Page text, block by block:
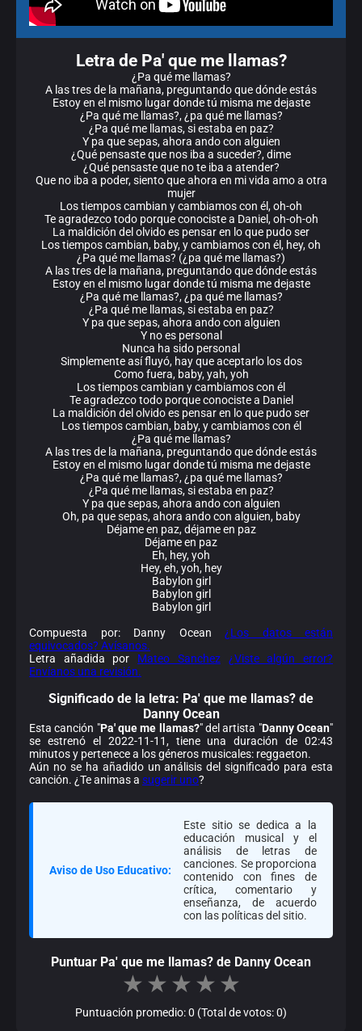
Letra de Pa' que me llamas?
¿Pa qué me llamas?
A las tres de la mañana, preguntando que dónde estás
Estoy en el mismo lugar donde tú misma me dejaste
¿Pa qué me llamas?, ¿pa qué me llamas?
¿Pa qué me llamas, si estaba en paz?
Y pa que sepas, ahora ando con alguien
¿Qué pensaste que nos iba a suceder?, dime
¿Qué pensaste que no te iba a atender?
Que no iba a poder, siento que ahora en mi vida amo a otra
mujer
Los tiempos cambian y cambiamos con él, oh-oh
Te agradezco todo porque conociste a Daniel, oh-oh-oh
La maldición del olvido es pensar en lo que pudo ser
Los tiempos cambian, baby, y cambiamos con él, hey, oh
¿Pa qué me llamas? (¿pa qué me llamas?)
A las tres de la mañana, preguntando que dónde estás
Estoy en el mismo lugar donde tú misma me dejaste
¿Pa qué me llamas?, ¿pa qué me llamas?
¿Pa qué me llamas, si estaba en paz?
Y pa que sepas, ahora ando con alguien
Y no es personal
Nunca ha sido personal
Simplemente así fluyó, hay que aceptarlo los dos
Como fuera, baby, yah, yoh
Los tiempos cambian y cambiamos con él
Te agradezco todo porque conociste a Daniel
La maldición del olvido es pensar en lo que pudo ser
Los tiempos cambian, baby, y cambiamos con él
¿Pa qué me llamas?
A las tres de la mañana, preguntando que dónde estás
Estoy en el mismo lugar donde tú misma me dejaste
¿Pa qué me llamas?, ¿pa qué me llamas?
¿Pa qué me llamas, si estaba en paz?
Y pa que sepas, ahora ando con alguien
Oh, pa que sepas, ahora ando con alguien, baby
Déjame en paz, déjame en paz
Déjame en paz
Eh, hey, yoh
Hey, eh, yoh, hey
Babylon girl
Babylon girl
Babylon girl
Compuesta por: Danny Ocean ¿Los datos están
equivocados? Avísanos.
Letra añadida por Mateo Sanchez
¿Viste algún error?
Envíanos una revisión.
Significado de la letra: Pa' que me llamas? de
Danny Ocean
Esta canción "Pa' que me llamas?" del artista "Danny Ocean"
se estrenó el 2022-11-11, tiene una duración de 02:43
minutos y pertenece a los géneros musicales: reggaeton.
Aún no se ha añadido un análisis del significado para esta
canción. ¿Te animas a sugerir uno?
Aviso de Uso Educativo:
Este sitio se dedica a la
educación musical y el
análisis de letras de
canciones. Se proporciona
contenido con fines de
crítica, comentario y
enseñanza, de acuerdo
con las políticas del sitio.
Puntuar Pa' que me llamas? de Danny Ocean
★ ★ ★ ★ ★
Puntuación promedio: 0 (Total de votos: 0)